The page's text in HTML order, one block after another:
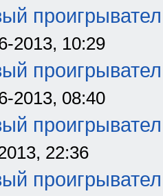
2013, 10:29
2013, 08:40
22:36